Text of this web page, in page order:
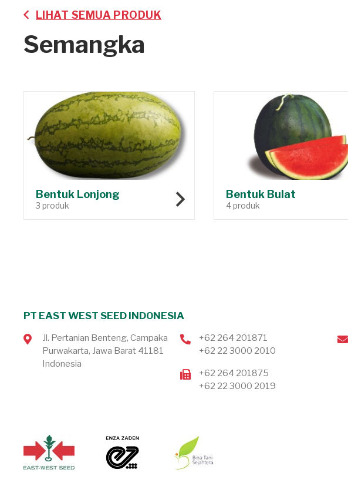
LIHAT SEMUA PRODUK
Semangka
Bentuk Lonjong
3 produk
Bentuk Bulat
4 produk
PT EAST WEST SEED INDONESIA
Jl. Pertanian Benteng, Campaka
Purwakarta, Jawa Barat 41181
Indonesia
+62 264 201871
+62 22 3000 2010
+62 264 201875
+62 22 3000 2019